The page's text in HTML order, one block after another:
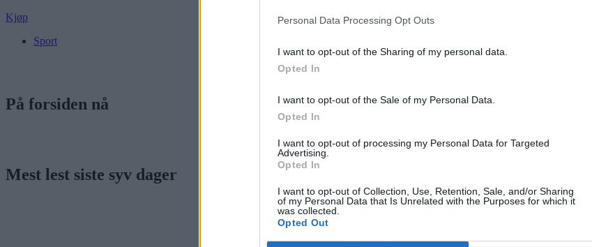
Personal Data Processing Opt Outs
I want to opt-out of the Sharing of my personal data.
Opted In
I want to opt-out of the Sale of my Personal Data.
Opted In
I want to opt-out of processing my Personal Data for Targeted
Advertising.
Opted In
I want to opt-out of Collection, Use, Retention, Sale, and/or Sharing
of my Personal Data that Is Unrelated with the Purposes for which it
was collected.
Opted Out
Kjøp
Sport
På forsiden nå
Mest lest siste syv dager